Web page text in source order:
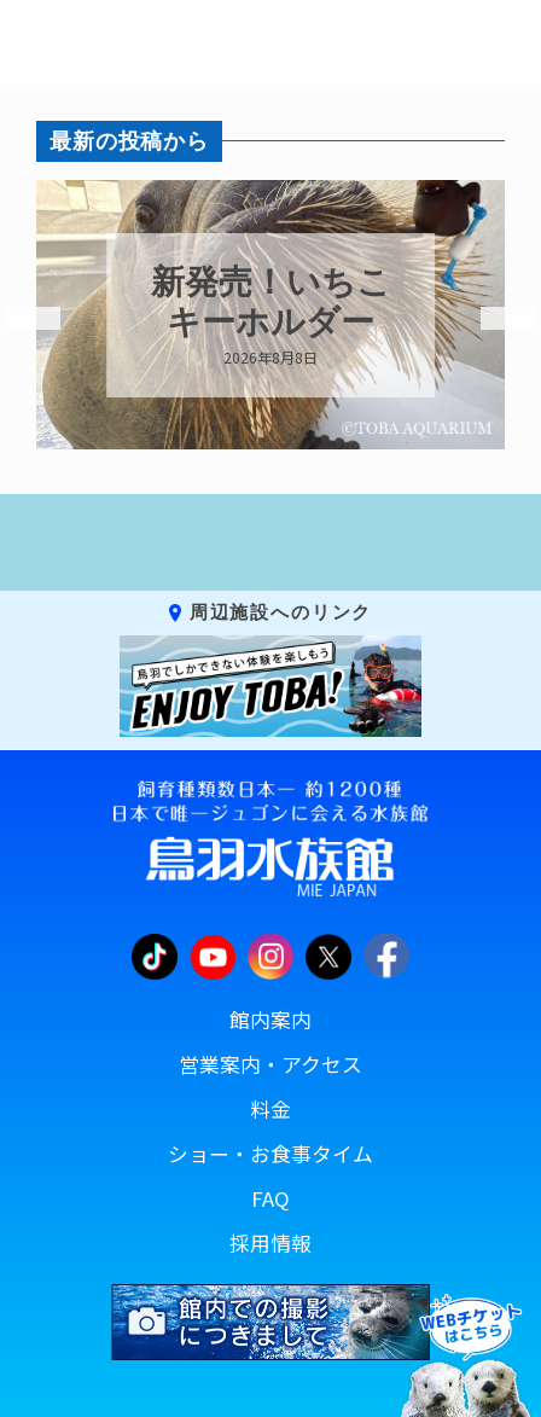
最新の投稿から
新発売！いちこ
キーホルダー
2026年8月8日
周辺施設へのリンク
館内案内
営業案内・アクセス
料金
ショー・お食事タイム
FAQ
採用情報